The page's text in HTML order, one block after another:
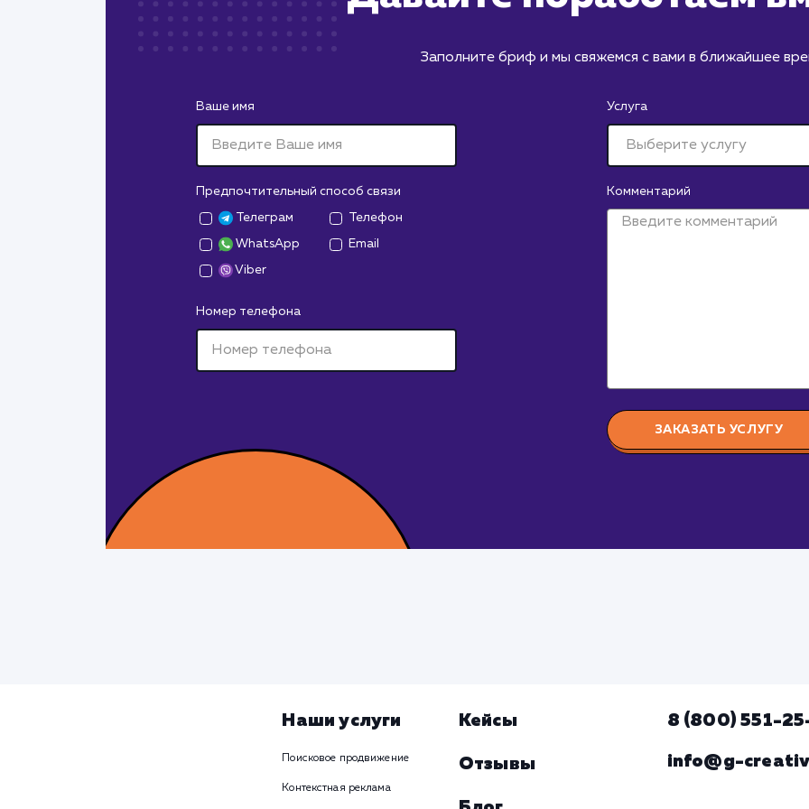
Заполните бриф и мы свяжемся с вами в ближайшее
Ваше имя
Предпочтительный способ связи
Телеграм Телефон
WhatsApp Email
Viber
Номер телефона
Услуга
Комментарий
ЗАКАЗАТЬ УСЛУГУ
Наши услуги
Поисковое продвижение
Контекстная реклама
Кейсы
Отзывы
8 (800) 551-
info@g-